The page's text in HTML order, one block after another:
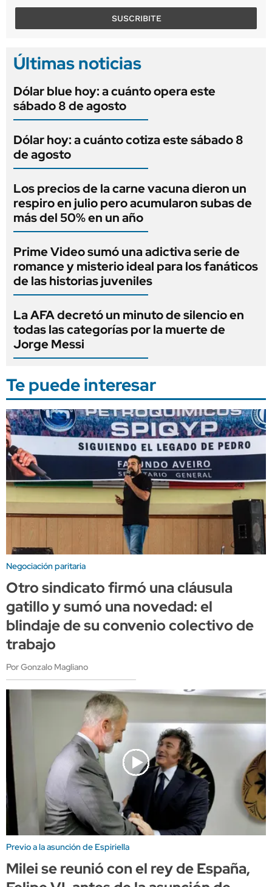
SUSCRIBITE
Últimas noticias
Dólar blue hoy: a cuánto opera este
sábado 8 de agosto
Dólar hoy: a cuánto cotiza este sábado 8
de agosto
Los precios de la carne vacuna dieron un
respiro en julio pero acumularon subas de
más del 50% en un año
Prime Video sumó una adictiva serie de
romance y misterio ideal para los fanáticos
de las historias juveniles
La AFA decretó un minuto de silencio en
todas las categorías por la muerte de
Jorge Messi
Te puede interesar
Negociación paritaria
Otro sindicato firmó una cláusula
gatillo y sumó una novedad: el
blindaje de su convenio colectivo de
trabajo
Por Gonzalo Magliano
Previo a la asunción de Espiriella
Milei se reunió con el rey de España,